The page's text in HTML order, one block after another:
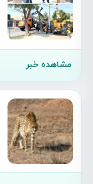
مشاهده خبر